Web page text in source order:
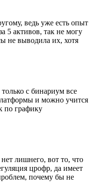
ведь уже есть опыт
5 активов, так не могу
не выводила их, хотя
с бинариум все
и можно учится
по графику
лишнего, вот то, что
црофр, да имеет
почему бы не